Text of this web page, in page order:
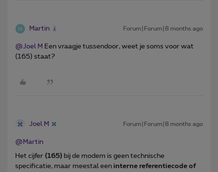
Martin Forum|Forum|8 months ago
@Joel M Een vraagje tussendoor, weet je soms voor wat
(165) staat?
Joel M Forum|Forum|8 months ago
@Martin
Het cijfer (165) bij de modem is geen technische
specificatie, maar meestal een interne referentiecode of